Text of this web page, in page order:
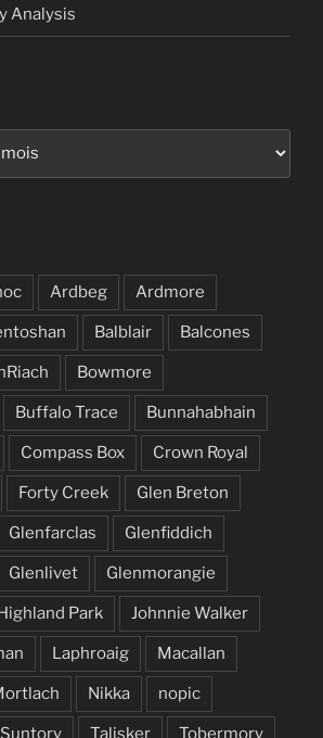
Analysis
Ardbeg Ardmore
Balblair Balcones
Bowmore
Buffalo Trace Bunnahabhain
Compass Box Crown Royal
Forty Creek Glen Breton
Glenfarclas Glenfiddich
Glenlivet Glenmorangie
Park Johnnie Walker
Laphroaig Macallan
Nikka nopic
Suntory Talisker Tobermory